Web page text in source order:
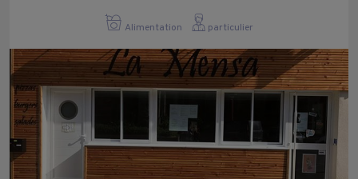
Alimentation particulier